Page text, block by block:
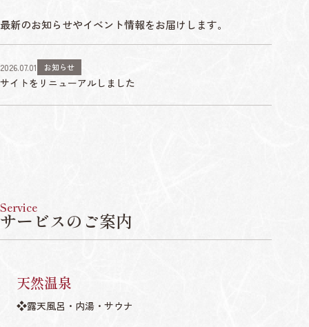
最新のお知らせやイベント情報をお届けします。
2026.07.01 お知らせ
サイトをリニューアルしました
サービスのご案内
Service
天然温泉
露天風呂・内湯・サウナ